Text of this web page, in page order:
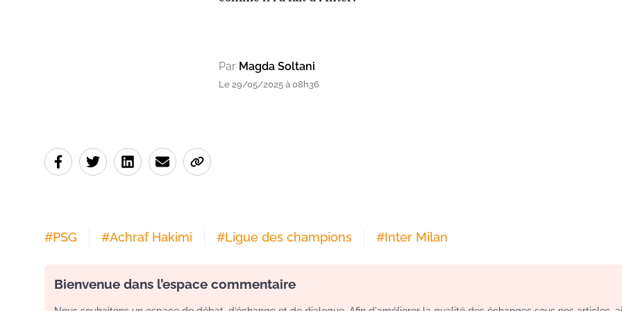
Par Magda Soltani
Le 29/05/2025 à 08h36
#PSG #Achraf Hakimi #Ligue des champions #Inter Milan
Bienvenue dans l’espace commentaire